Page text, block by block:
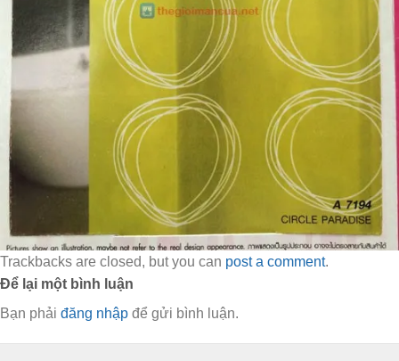
Trackbacks are closed, but you can post a comment.
Để lại một bình luận
Bạn phải đăng nhập để gửi bình luận.